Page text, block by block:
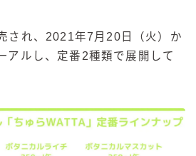
され、2021年7月20日（火）か
アルし、定番2種類で展開して